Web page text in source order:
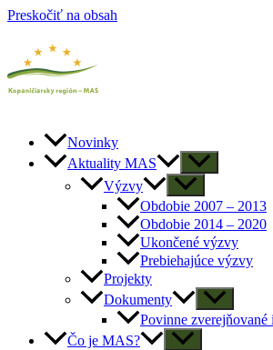
Preskočiť na obsah
Novinky
Aktuality MAS
Výzvy
Obdobie 2007 – 2013
Obdobie 2014 – 2020
Ukončené výzvy
Prebiehajúce výzvy
Projekty
Dokumenty
Povinne zverejňované
Čo je MAS?